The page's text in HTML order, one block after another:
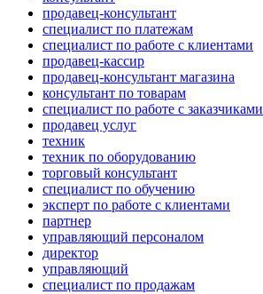
продавец-консультант
специалист по платежам
специалист по работе с клиентами
продавец-кассир
продавец-консультант магазина
консультант по товарам
специалист по работе с заказчиками
продавец услуг
техник
техник по оборудованию
торговый консультант
специалист по обучению
эксперт по работе с клиентами
партнер
управляющий персоналом
директор
управляющий
специалист по продажам